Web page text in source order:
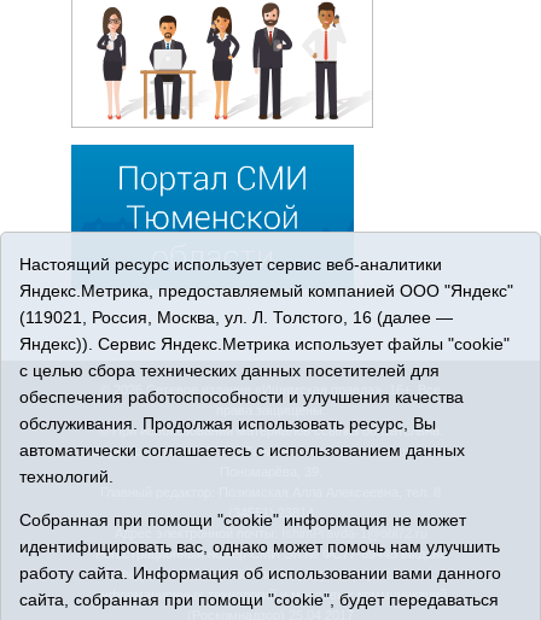
© 2026 Сетевое издание «Ишимская правда». 16+. Все
права защищены.
© При использовании материалов ссылка обязательна.
Адрес редакции: 627750 Тюменская область, г. Ишим, ул.
(34551) 23814
Адрес электронной почты:
IshimPravda-1@obl72.ru
Регистрационный номер СМИ Эл № ФС77-69445 выдано
Федеральной службой по надзору в сфере связи,
информационных технологий и массовых коммуникаций
Настоящий ресурс использует сервис веб-аналитики
Яндекс.Метрика, предоставляемый компанией ООО "Яндекс"
(119021, Россия, Москва, ул. Л. Толстого, 16 (далее —
Яндекс)). Сервис Яндекс.Метрика использует файлы "cookie"
с целью сбора технических данных посетителей для
обеспечения работоспособности и улучшения качества
обслуживания. Продолжая использовать ресурс, Вы
автоматически соглашаетесь с использованием данных
технологий.
Собранная при помощи "cookie" информация не может
идентифицировать вас, однако может помочь нам улучшить
работу сайта. Информация об использовании вами данного
сайта, собранная при помощи "cookie", будет передаваться